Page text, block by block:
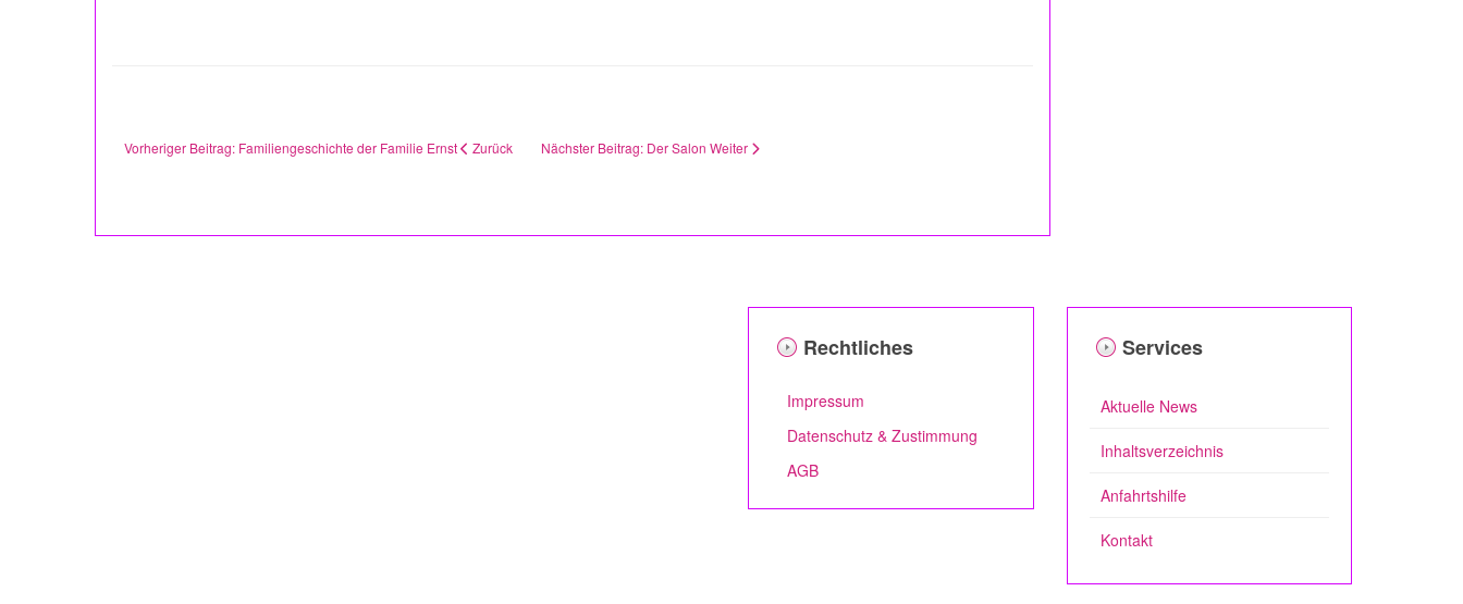
Vorheriger Beitrag: Familiengeschichte der Familie Ernst Zurück Nächster Beitrag: Der Salon Weiter
Rechtliches
Impressum
Datenschutz & Zustimmung
AGB
Services
Aktuelle News
Inhaltsverzeichnis
Anfahrtshilfe
Kontakt